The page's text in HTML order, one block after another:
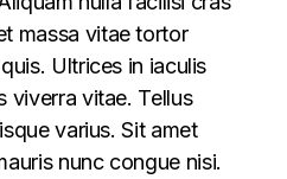
massa vitae tortor
Ultrices in iaculis
viverra vitae. Tellus
varius. Sit amet
nunc congue nisi.